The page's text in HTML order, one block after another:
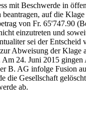
mit Beschwerde in
beantragen, auf die
von Fr. 65'747.90
einzutreten und
sei der Entscheid
Abweisung der Klage
24. Juni 2015 gingen
B. AG infolge Fusion
die Gesellschaft
ab.